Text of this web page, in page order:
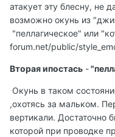
атакует эту блесну, не
возможно окунь из
"пеллагическое" или
forum.net/public/
Вторая ипостась -
Окунь в таком
,охотясь за мальком.
вертикали. Достаточно
которой при проводке